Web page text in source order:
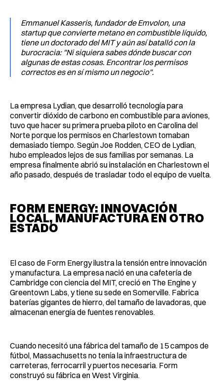
Emmanuel Kasseris, fundador de Emvolon, una
startup que convierte metano en combustible líquido,
tiene un doctorado del MIT y aún así batalló con la
burocracia: "Ni siquiera sabes dónde buscar con
algunas de estas cosas. Encontrar los permisos
correctos es en sí mismo un negocio".
La empresa Lydian, que desarrolló tecnología para
convertir dióxido de carbono en combustible para aviones,
tuvo que hacer su primera prueba piloto en Carolina del
Norte porque los permisos en Charlestown tomaban
demasiado tiempo. Según Joe Rodden, CEO de Lydian,
hubo empleados lejos de sus familias por semanas. La
empresa finalmente abrió su instalación en Charlestown el
año pasado, después de trasladar todo el equipo de vuelta.
FORM ENERGY: INNOVACIÓN
LOCAL, MANUFACTURA EN OTRO
ESTADO
El caso de Form Energy ilustra la tensión entre innovación
y manufactura. La empresa nació en una cafetería de
Cambridge con ciencia del MIT, creció en The Engine y
Greentown Labs, y tiene su sede en Somerville. Fabrica
baterías gigantes de hierro, del tamaño de lavadoras, que
almacenan energía de fuentes renovables.
Cuando necesitó una fábrica del tamaño de 15 campos de
fútbol, Massachusetts no tenía la infraestructura de
carreteras, ferrocarril y puertos necesaria. Form
construyó su fábrica en West Virginia.